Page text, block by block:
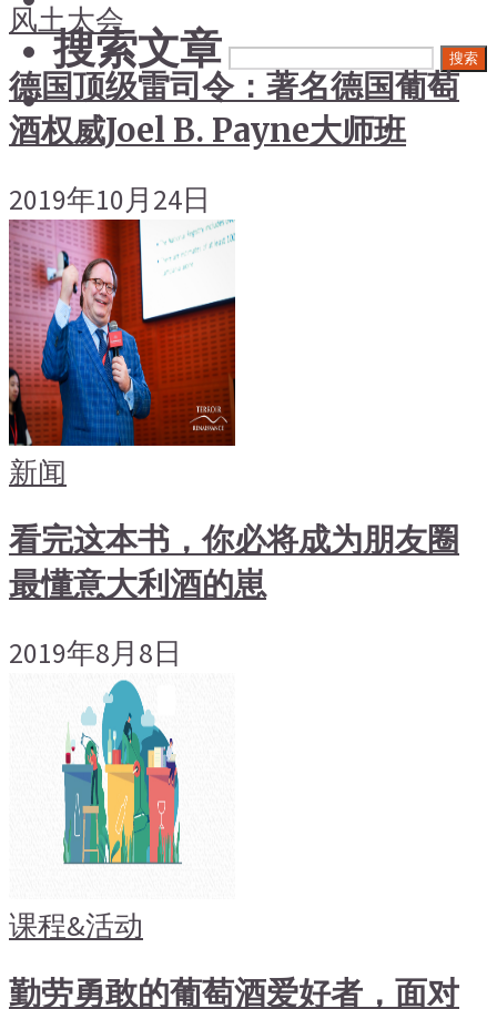
搜索文章 搜索
风土大会
德国顶级雷司令：著名德国葡萄
酒权威Joel B. Payne大师班
2019年10月24日
新闻
看完这本书，你必将成为朋友圈
最懂意大利酒的崽
2019年8月8日
课程&活动
勤劳勇敢的葡萄酒爱好者，面对